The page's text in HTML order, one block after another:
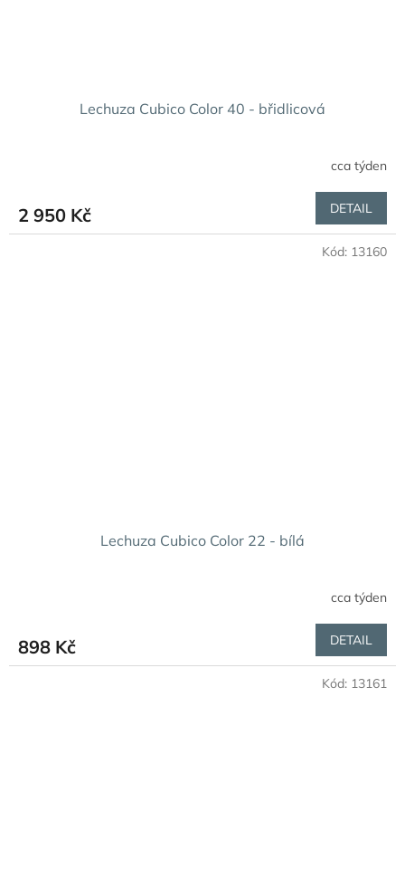
Lechuza Cubico Color 40 - břidlicová
cca týden
2 950 Kč DETAIL
Lechuza Cubico Color 22 - bílá
cca týden
898 Kč DETAIL
Kód: 13160
Kód: 13161